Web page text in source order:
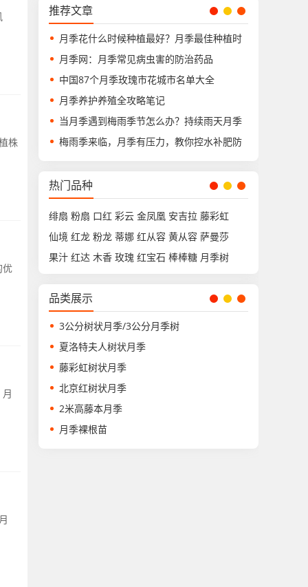
株
优
推荐文章
月季花什么时候种植最好？月季最佳种植时
月季网：月季常见病虫害的防治药品
中国87个月季玫瑰市花城市名单大全
月季养护养殖全攻略笔记
当月季遇到梅雨季节怎么办？持续雨天月季
梅雨季来临，月季有压力，教你控水补肥防
热门品种
绯扇 粉扇 口红 彩云 金凤凰 安吉拉 藤彩虹
仙境 红龙 粉龙 蒂娜 红从容 黄从容 萨曼莎
果汁 红达 木香 玫瑰 红宝石 棒棒糖 月季树
品类展示
3公分树状月季/3公分月季树
夏洛特夫人树状月季
藤彩虹树状月季
北京红树状月季
2米高藤本月季
月季裸根苗